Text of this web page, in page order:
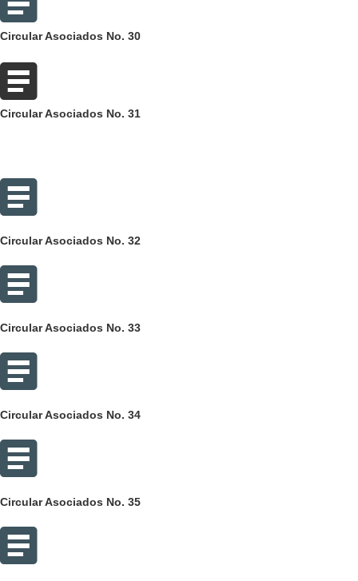
Circular Asociados No. 30
Circular Asociados No. 31
Circular Asociados No. 32
Circular Asociados No. 33
Circular Asociados No. 34
Circular Asociados No. 35